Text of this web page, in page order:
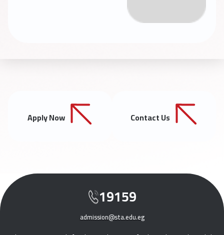
Apply Now Contact Us
19159
admission@sta.edu.eg